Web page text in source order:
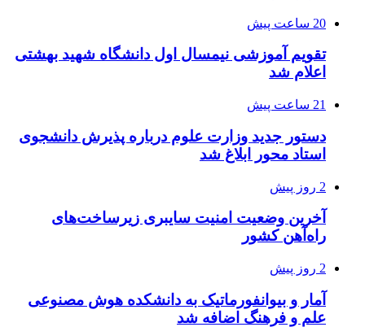
20 ساعت پیش
تقویم آموزشی نیمسال اول دانشگاه شهید بهشتی
اعلام شد
21 ساعت پیش
دستور جدید وزارت علوم درباره پذیرش دانشجوی
استاد محور ابلاغ شد
2 روز پیش
آخرین وضعیت امنیت سایبری زیرساخت‌های
راه‌آهن کشور
2 روز پیش
آمار و بیوانفورماتیک به دانشکده هوش مصنوعی
علم و فرهنگ اضافه شد